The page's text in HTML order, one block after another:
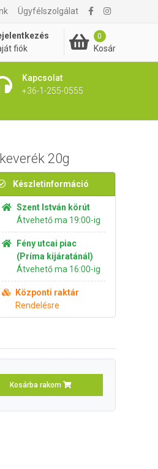
Ügyfélszolgálat
fiók
0
Kosár
Kapcsolat
+36-1-255-0555
Ft Kosárba rakom
20g
Készletinformáció
Szent István körút
Átvehető ma 19:00-ig
Fény utcai piac
(Príma kijáratánál)
Átvehető ma 16:00-ig
Központi raktár
Rendelésre
Kosárba rakom